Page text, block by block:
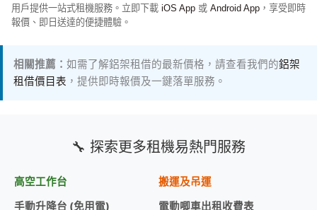
用戶提供一站式租機服務。立即下載 iOS App 或 Android App ，享受即時
報價、即日送達的便捷體驗。
相關推薦： 如需了解鋁架租借的最新價格，請查看我們的鋁架
租借價目表 ，提供即時報價及一鍵落單服務。
🔧 探索更多租機易熱門服務
高空工作台
手動升降台 (免用電)
搬運及吊運
電動唧車出租收費表